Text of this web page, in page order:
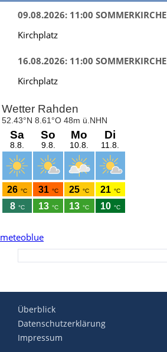
09.08.2026: 11:00 SOMMERKIRCHE
Kirchplatz
16.08.2026: 11:00 SOMMERKIRCHE
Kirchplatz
meteoblue
Überblick
Datenschutzerklärung
Impressum